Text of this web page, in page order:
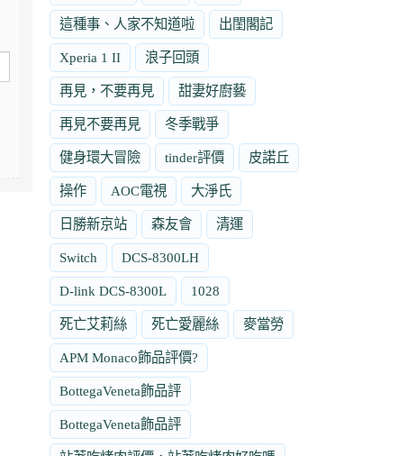
這種事、人家不知道啦 出閨閣記
Xperia 1 II 浪子回頭
再見，不要再見 甜妻好廚藝
再見不要再見 冬季戰爭
健身環大冒險 tinder評價 皮諾丘
操作 AOC電視 大淨氏
日勝新京站 森友會 清運
Switch DCS-8300LH
D-link DCS-8300L 1028
死亡艾莉絲 死亡愛麗絲 麥當勞
APM Monaco飾品評價?
BottegaVeneta飾品評
BottegaVeneta飾品評